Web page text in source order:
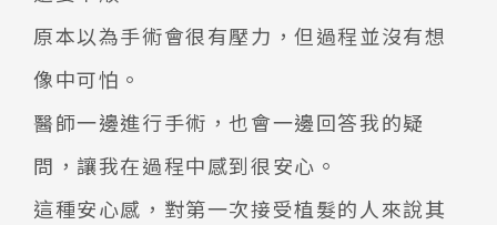
原本以為手術會很有壓力，但過程並沒有想
像中可怕。
醫師一邊進行手術，也會一邊回答我的疑
問，讓我在過程中感到很安心。
這種安心感，對第一次接受植髮的人來說其